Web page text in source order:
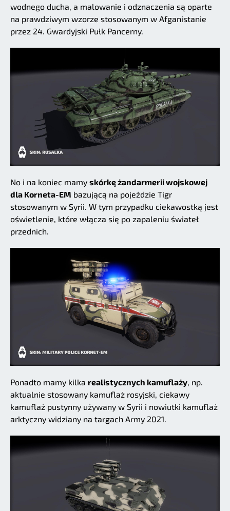
wodnego ducha, a malowanie i odznaczenia są oparte
na prawdziwym wzorze stosowanym w Afganistanie
przez 24. Gwardyjski Pułk Pancerny.
No i na koniec mamy skórkę żandarmerii wojskowej
dla Korneta-EM bazującą na pojeździe Tigr
stosowanym w Syrii. W tym przypadku ciekawostką jest
oświetlenie, które włącza się po zapaleniu świateł
przednich.
Ponadto mamy kilka realistycznych kamuflaży , np.
aktualnie stosowany kamuflaż rosyjski, ciekawy
kamuflaż pustynny używany w Syrii i nowiutki kamuflaż
arktyczny widziany na targach Army 2021.